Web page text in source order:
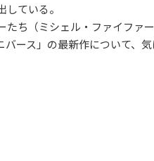
ている。
たち（ミシェル・ファイファ
ース」の最新作について、